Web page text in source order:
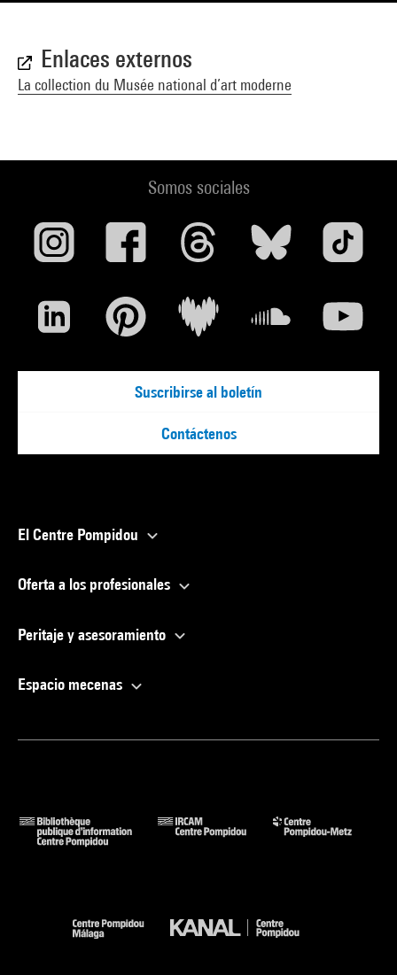
Enlaces externos
La collection du Musée national d’art moderne
Somos sociales
Suscribirse al boletín
Contáctenos
El Centre Pompidou
Oferta a los profesionales
Peritaje y asesoramiento
Espacio mecenas